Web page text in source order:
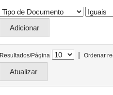
Resultados/Página | Ordenar